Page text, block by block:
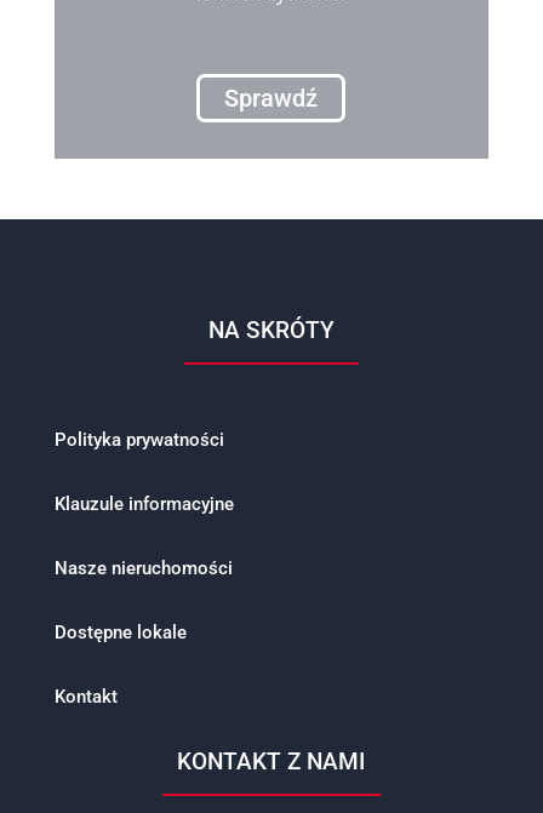
Sprawdź
NA SKRÓTY
Polityka prywatności
Klauzule informacyjne
Nasze nieruchomości
Dostępne lokale
Kontakt
KONTAKT Z NAMI